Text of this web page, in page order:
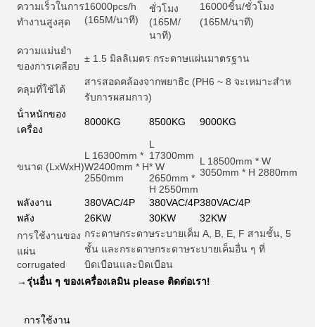
ความเร็วในการ
ทํางานสูงสุด
16000pcs/h
(165M/นาที)
ชั่วโมง
(165M/
นาที)
16000ชิ้น/ชั่วโมง
(165M/นาที)
ความแม่นยํา
ของการเคลือบ
± 1.5 มิลลิเมตร กระดาษแผ่นมาตรฐาน
คลุมที่ใช้ได้
สารสอดคล้องจากพยาธิc (PH6 ~ 8 จะเหมาะสําห
รับการผสมกาว)
น้ําหนักของ
เครื่อง
8000KG 8500KG 9000KG
ขนาด (LxWxH)
L 16300mm *
W2400mm * H
2550mm
L
17300mm
* W
2650mm *
H 2550mm
L 18500mm * W
3050mm * H 2880mm
พลังงาน 380VAC/4P 380VAC/4P380VAC/4P
พลัง
26KW 30KW
32KW
การใช้งานของ
แผ่น
corrugated
กระดาษกระดาษระบายเค็ม A, B, E, F สามชั้น, 5
ชั้น และกระดาษกระดาษระบายเค็มอื่น ๆ ที่
บิดเบือนและบิดเบือน
→รุ่นอื่น ๆ ของเครื่องเลมิน please ติดต่อเรา!
การใช้งาน